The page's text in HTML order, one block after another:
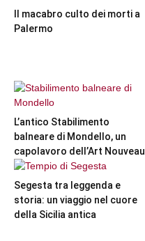
Il macabro culto dei morti a
Palermo
L’antico Stabilimento
balneare di Mondello, un
capolavoro dell’Art Nouveau
Segesta tra leggenda e
storia: un viaggio nel cuore
della Sicilia antica